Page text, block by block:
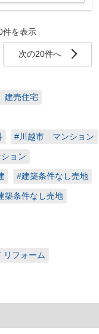
件を表示
次の20件へ
売住宅
#川越市 マンション
ョン
#建築条件なし売地
築条件なし売地
リフォーム